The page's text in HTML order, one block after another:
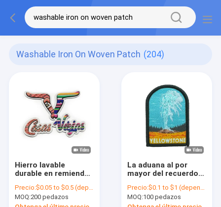
Washable Iron On Woven Patch (204)
Hierro lavable
durable en remiendos
densidad tejidos de
la forma del
Precio:$0.05 to $0.5 (depends on the design and order quantity)
MOQ:200 pedazos
La aduana al por
mayor del recuerdo
hierro en los
remiendos tejidos
Precio:$0.1 to $1 (depends on the design and order quantity)
MOQ:100 pedazos